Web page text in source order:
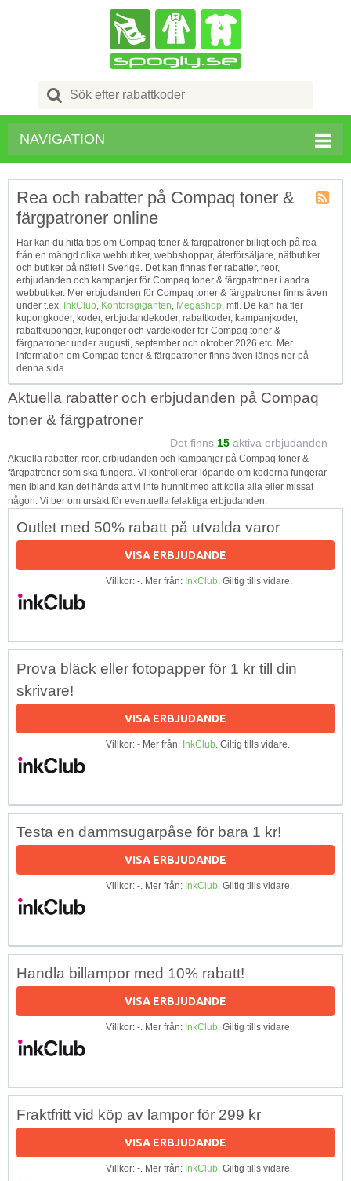
Search
for:
NAVIGATION
RSS
Rea och rabatter på Compaq toner &
färgpatroner online
Här kan du hitta tips om Compaq toner & färgpatroner billigt och på rea
från en mängd olika webbutiker, webbshoppar, återförsäljare, nätbutiker
och butiker på nätet i Sverige. Det kan finnas fler rabatter, reor,
erbjudanden och kampanjer för Compaq toner & färgpatroner i andra
webbutiker. Mer erbjudanden för Compaq toner & färgpatroner finns även
under t.ex. InkClub, Kontorsgiganten, Megashop, mfl. De kan ha fler
kupongkoder, koder, erbjudandekoder, rabattkoder, kampanjkoder,
rabattkuponger, kuponger och värdekoder för Compaq toner &
färgpatroner under augusti, september och oktober 2026 etc. Mer
information om Compaq toner & färgpatroner finns även längs ner på
denna sida.
Aktuella rabatter och erbjudanden på Compaq
toner & färgpatroner
Det finns 15 aktiva erbjudanden
Aktuella rabatter, reor, erbjudanden och kampanjer på Compaq toner &
färgpatroner som ska fungera. Vi kontrollerar löpande om koderna fungerar
men ibland kan det hända att vi inte hunnit med att kolla alla eller missat
någon. Vi ber om ursäkt för eventuella felaktiga erbjudanden.
Outlet med 50% rabatt på utvalda varor
VISA ERBJUDANDE
Villkor: -. Mer från: InkClub. Giltig tills vidare.
Prova bläck eller fotopapper för 1 kr till din
skrivare!
VISA ERBJUDANDE
Villkor: - Mer från: InkClub. Giltig tills vidare.
Testa en dammsugarpåse för bara 1 kr!
VISA ERBJUDANDE
Villkor: -. Mer från: InkClub. Giltig tills vidare.
Handla billampor med 10% rabatt!
VISA ERBJUDANDE
Villkor: -. Mer från: InkClub. Giltig tills vidare.
Fraktfritt vid köp av lampor för 299 kr
VISA ERBJUDANDE
Villkor: -. Mer från: InkClub. Giltig tills vidare.